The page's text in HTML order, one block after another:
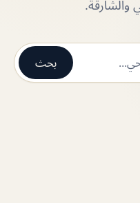
والشارقة.
بحث